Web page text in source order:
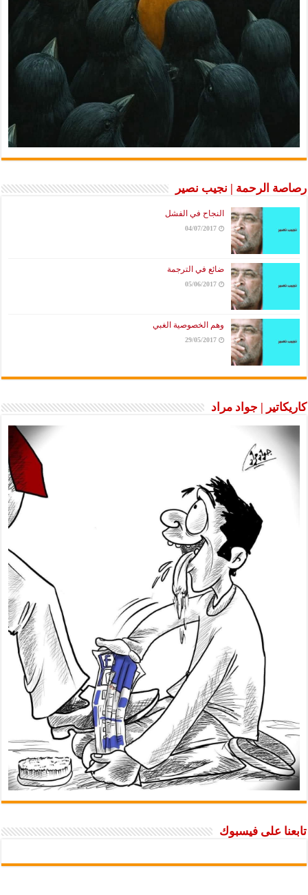
رصاصة الرحمة | نجيب نصير
النجاح في الفشل
04/07/2017
ضائع في الترجمة
05/06/2017
وهم الخصوصية الغبي
29/05/2017
كاريكاتير | جواد مراد
تابعنا على فيسبوك